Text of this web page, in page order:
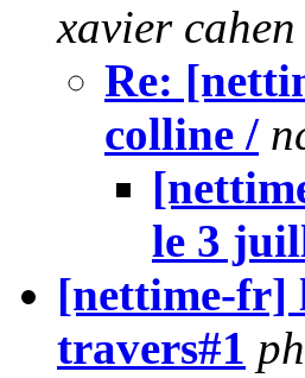
xavier cahen
Re:
colline /
le 3
[nettime-fr]
travers#1